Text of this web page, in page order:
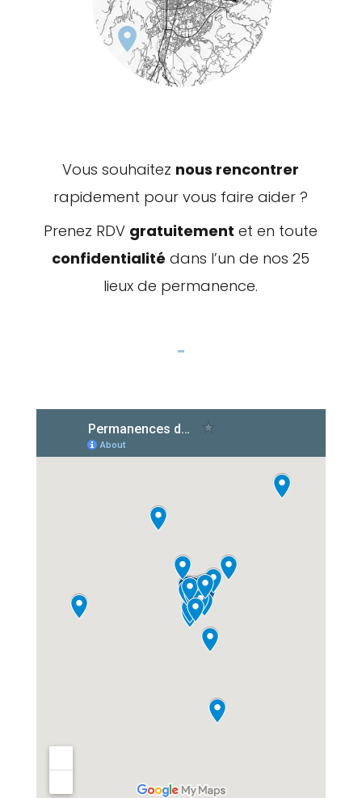
Vous souhaitez nous rencontrer
rapidement pour vous faire aider ?
Prenez RDV gratuitement et en toute
confidentialité dans l’un de nos 25
lieux de permanence.